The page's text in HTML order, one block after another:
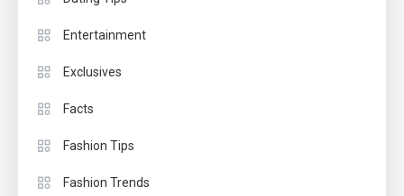
Entertainment
Exclusives
Facts
Fashion Tips
Fashion Trends